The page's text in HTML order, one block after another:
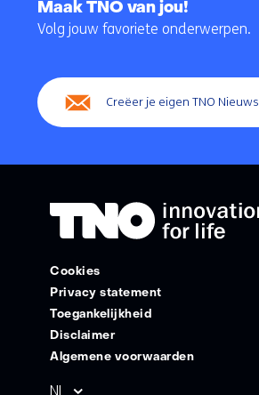
navigatie
Maak TNO van jou!
Volg jouw favoriete onderwerpen.
Creëer je eigen TNO Nieuws
Cookies
Privacy statement
Toegankelijkheid
Disclaimer
Algemene voorwaarden
NL